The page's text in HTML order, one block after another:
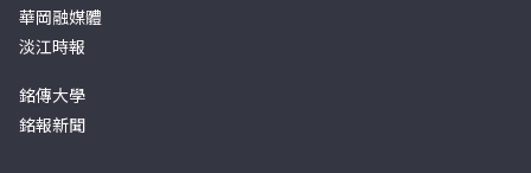
華岡融媒體
淡江時報
銘傳大學
銘報新聞